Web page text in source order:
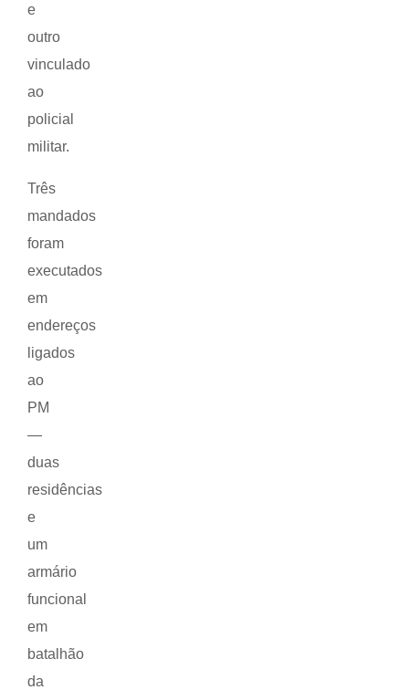
e
outro
vinculado
ao
policial
militar.
Três
mandados
foram
executados
em
endereços
ligados
ao
PM
—
duas
residências
e
um
armário
funcional
em
batalhão
da